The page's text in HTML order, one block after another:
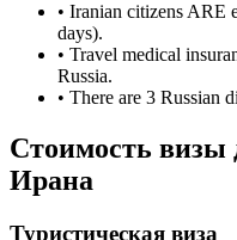
• Iranian citizens ARE
days).
• Travel medical
Russia.
• There are 3 Russian
Стоимость визы
Ирана
Туристическая виза